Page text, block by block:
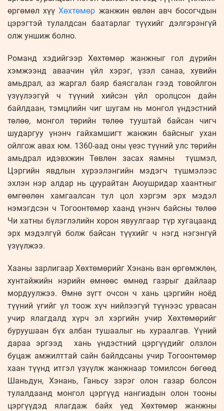
өргөмөл хүүХөхтөмөр жанжин өвлөн авч босогчдын
цэрэгтэй тулалдсан баатарлаг түүхийг дэлгэрэнгүй
олж уншиж болно.
Романд хэдийгээр Хөхтөмөр жанжныг гол дүрийн
хэмжээнд аваачин үйл хэрэг, үзэл санаа, хувийн
амьдрал, аз жаргал баяр баясгалан гээд товойлгон
үзүүлээгүй ч түүний хийсэн үйл оролцсон дайн
байлдаан, тэмцлийн чиг шугам нь монгол үндэстний
төлөө, монгол төрийн төлөө тууштай байсан чигч
шударгуу үнэнч гайхамшигт жанжин байсныг ухан
ойлгож авах юм. 1360-аад оны үеэс түүний улс төрийн
амьдрал идэвхжин Төвлөн засах яамны түшмэл,
Цэргийн явдлын хүрээлэнгийн мэдэгч түшмэлээс
эхлэн нэр алдар нь цуурайтан Аюушридар хаантныг
өмгөөлөн хамгаалсан тул цол хэргэм эрх мэдэл
нэмэгдсэн ч Тогоонтөмөр хаанд үнэнч байсны төлөө
Чи хатны бүлэглэлийн хорон явуулгаар түр хугацаанд
эрх мэдэлгүй болж байсан түүхийг ч нэгд нэгэнгүй
үзүүлжээ.
Хааны зарлигаар Хөхтөмөрийг Хэнань ван өргөмжлөн,
хунтайжийн нэрийн өмнөөс өмнөд газрыг дайлаар
мордуулжээ. Өмнө зүгт очсон ч хань цэргийн ноёд
түүний үгийг үл тоож хүч нийлээгүй түүнээс урвасан
учир ялагдалд хүрч эл хэргийн учир Хөхтөмөрийг
буруушаан бүх албан тушаалыг нь хураалгав. Үүний
дараа эргээд хань үндэстний цэргүүдийг олзлон
буцаж амжилттай сайн байлдсаны учир Тогоонтөмөр
хаан түүнд итгэл үзүүлж жанжнаар томилсон бөгөөд
Шаньдун, Хэнань, Ганьсу зэрэг олон газар болсон
тулалдаанд монгол цэргүүд нангиадын олон тооны
цэргүүдэд ялагдаж байх үед Хөхтөмөр жанжны